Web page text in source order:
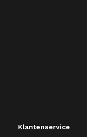
Klantenservice